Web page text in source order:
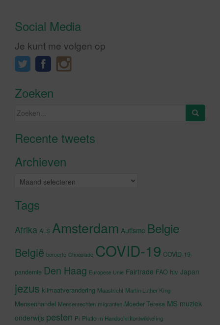
Social Media
Je kunt me volgen op
Zoeken
Zoeken
Recente tweetsKlik om marketing cookies te
Archieven
Archieven
Tags
Afrika ALS Amsterdam Autisme Belgie
België beroerte Chocolade COVID-19 COVID-19-
pandemie Den Haag Europese Unie Fairtrade FAO hiv Japan
jezus klimaatverandering Maastricht Martin Luther King
Mensenhandel Mensenrechten migranten Moeder Teresa MS muziek
onderwijs pesten Pi Platform Handschriftontwikkeling